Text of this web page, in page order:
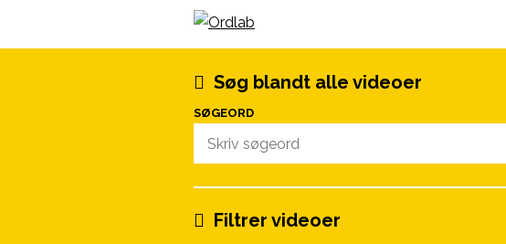
Spring til indhold
Søg blandt alle videoer
SØGEORD
Filtrer videoer